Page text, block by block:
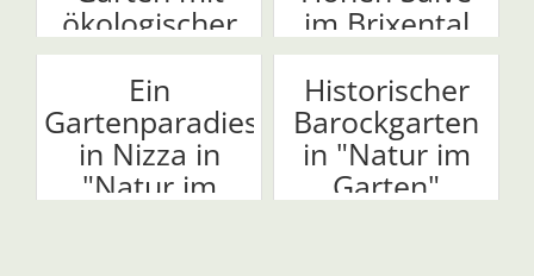
ökologischer
Kreisl...
im Brixental
Ein
Gartenparadies
in Nizza in
"Natur im
Historischer
Barockgarten
in "Natur im
Garten"